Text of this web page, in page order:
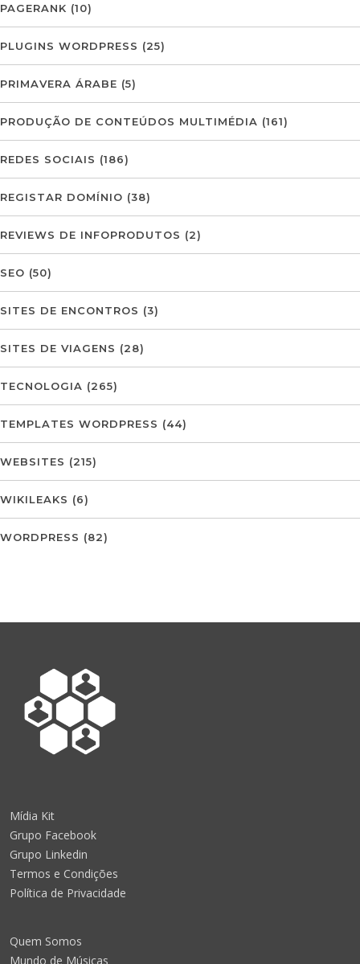
PAGERANK (10)
PLUGINS WORDPRESS (25)
PRIMAVERA ÁRABE (5)
PRODUÇÃO DE CONTEÚDOS MULTIMÉDIA (161)
REDES SOCIAIS (186)
REGISTAR DOMÍNIO (38)
REVIEWS DE INFOPRODUTOS (2)
SEO (50)
SITES DE ENCONTROS (3)
SITES DE VIAGENS (28)
TECNOLOGIA (265)
TEMPLATES WORDPRESS (44)
WEBSITES (215)
WIKILEAKS (6)
WORDPRESS (82)
Mídia Kit
Grupo Facebook
Grupo Linkedin
Termos e Condições
Política de Privacidade
Quem Somos
Mundo de Músicas